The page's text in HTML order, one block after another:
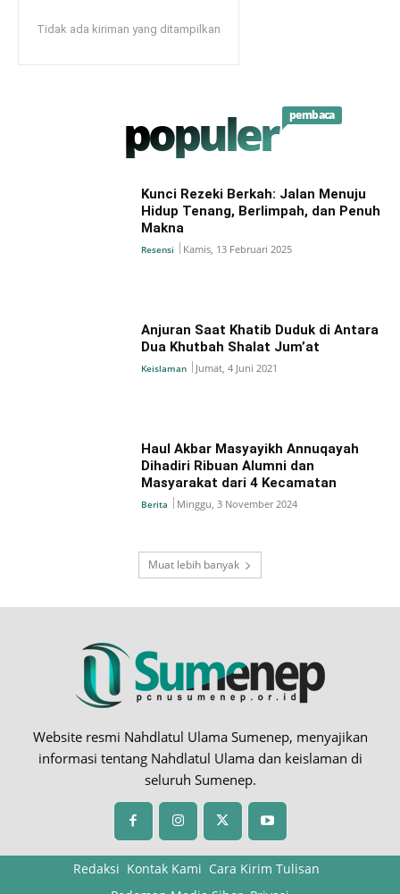
Tidak ada kiriman yang ditampilkan
populer pembaca
Kunci Rezeki Berkah: Jalan Menuju
Hidup Tenang, Berlimpah, dan Penuh
Makna
Resensi Kamis, 13 Februari 2025
Anjuran Saat Khatib Duduk di Antara
Dua Khutbah Shalat Jum’at
Keislaman Jumat, 4 Juni 2021
Haul Akbar Masyayikh Annuqayah
Dihadiri Ribuan Alumni dan
Masyarakat dari 4 Kecamatan
Berita Minggu, 3 November 2024
Muat lebih banyak
Website resmi Nahdlatul Ulama Sumenep, menyajikan
informasi tentang Nahdlatul Ulama dan keislaman di
seluruh Sumenep.
Redaksi Kontak Kami Cara Kirim Tulisan